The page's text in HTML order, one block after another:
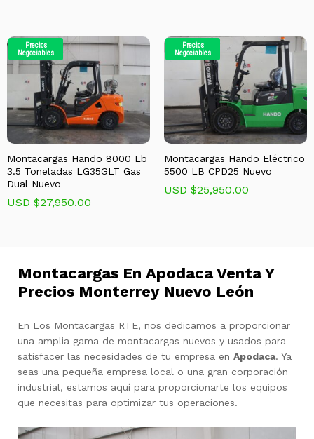
Precios
Negociables
Montacargas Hando 8000 Lb
3.5 Toneladas LG35GLT Gas
Dual Nuevo
USD $27,950.00
Precios
Negociables
Montacargas Hando Eléctrico
5500 LB CPD25 Nuevo
USD $25,950.00
Montacargas En Apodaca Venta Y
Precios Monterrey Nuevo León
En Los Montacargas RTE, nos dedicamos a proporcionar
una amplia gama de montacargas nuevos y usados para
satisfacer las necesidades de tu empresa en Apodaca. Ya
seas una pequeña empresa local o una gran corporación
industrial, estamos aquí para proporcionarte los equipos
que necesitas para optimizar tus operaciones.